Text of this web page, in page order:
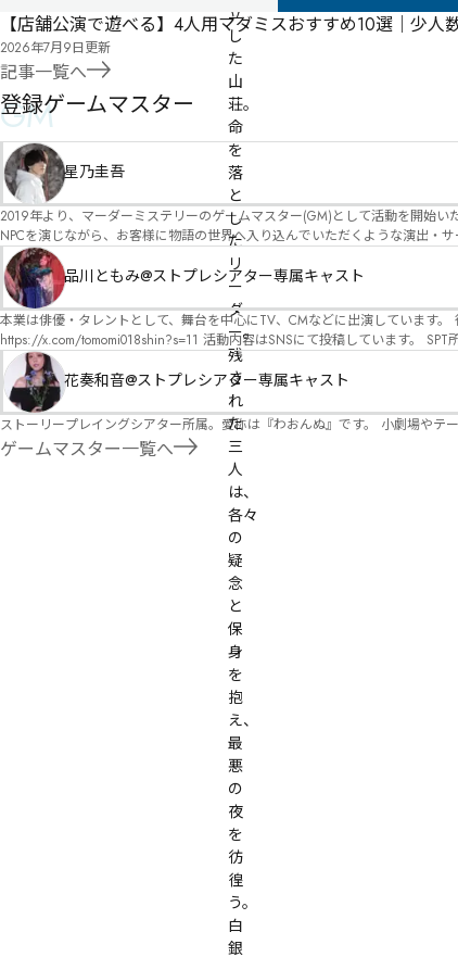
立
し
た
山
荘。
命
を
落
と
し
た
リ
ー
ダ
ー。
残
さ
れ
た
三
人
は、
各々
の
疑
念
と
保
身
を
抱
え、
最
悪
の
夜
を
彷
徨
う。
白
銀
【店舗公演で遊べる】4人用マダミスおすすめ10選｜少
2026年7月9日更新
記事一覧へ
GM
登録ゲームマスター
星乃圭吾
2019年より、マーダーミステリーのゲームマスター(GM)として活動を開始いたしました。 俳優・声優・アイドルとしての活動経験を活かし、GMとしての進
NPCを演じながら、お客様に物語の世界へ入り込んでいただくような演出・サービスを得意としています。 自分自身でも作品制作を
図を大切にしながら、その作品の魅力をお客様に届けられるような公演を心がけています。 参加してくださる皆様がどんなエンディングを迎えるのか、どん
像しながら、公演を進めていく時間が本当に大好きです！ 対応可能作品は、オフライン（対面）作品のみとなります。 得意分野をひとつ挙げるなら恋愛もの（恋愛要素を含むシナリ
オ）ですが、ファンタジー、デスゲーム、青春ものなど、ジャンルを問わず幅広く対応可能です！お任せください！ 《所
GM) ★ ストーリープレイングシアター (GM) ★ フィネガンズ ウェイク (GM)
品川ともみ@ストプレシアター専属キャスト
本業は俳優・タレントとして、舞台を中心にTV、CMなどに出演しています。 役者としての視点から、皆様の物語体験を深めるお手伝いができればと思っています。
https://x.com/tomomi018shin?s=11 活動内容はSNSにて投稿しています。 SPT所属。 ストーリープレイングシアター「星詠みの標」にてGMデビュー。 ボードゲーム×体感型演劇 イマ
ーシブカフェ「コアクト」(不定期開催)出演中。
花奏和音@ストプレシアター専属キャスト
ストーリープレイングシアター所属。愛称は『わおんぬ』です。 小劇場や
ゲームマスター一覧へ